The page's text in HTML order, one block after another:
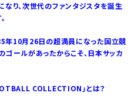
り、次世代のファンタジスタを誕生
年10月26日の超満員になった国立競
ールがあったからこそ、日本サッカ
COLLECTION」とは？